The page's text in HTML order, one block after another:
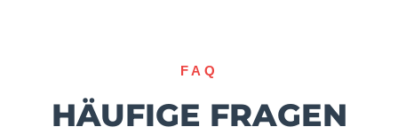
FAQ
HÄUFIGE FRAGEN